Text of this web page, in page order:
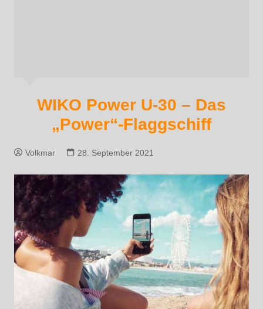
WIKO Power U-30 – Das
„Power“-Flaggschiff
Volkmar 28. September 2021